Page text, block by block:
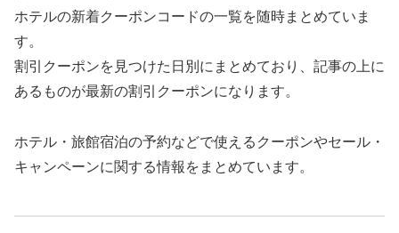
ホテルの新着クーポンコードの一覧を随時まとめていま
す。
割引クーポンを見つけた日別にまとめており、記事の上に
あるものが最新の割引クーポンになります。
ホテル・旅館宿泊の予約などで使えるクーポンやセール・
キャンペーンに関する情報をまとめています。